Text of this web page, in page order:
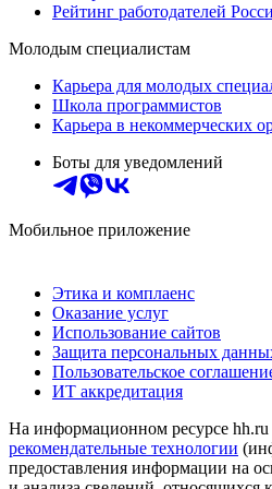
Рейтинг работодателей
Молодым специалистам
Карьера для молодых
Школа программистов
Карьера в некоммерческих
Боты для уведомлений
Мобильное приложение
Этика и комплаенс
Оказание услуг
Использование сайтов
Защита персональных
Пользовательское
ИТ аккредитация
На информационном ресурсе hh.ru
рекомендательные технологии
предоставления информации на